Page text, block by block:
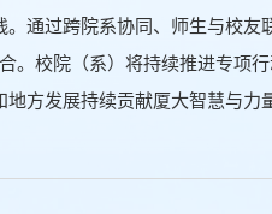
。通过跨院系协同、师生与校友
。校院（系）将持续推进专项
地方发展持续贡献厦大智慧与力